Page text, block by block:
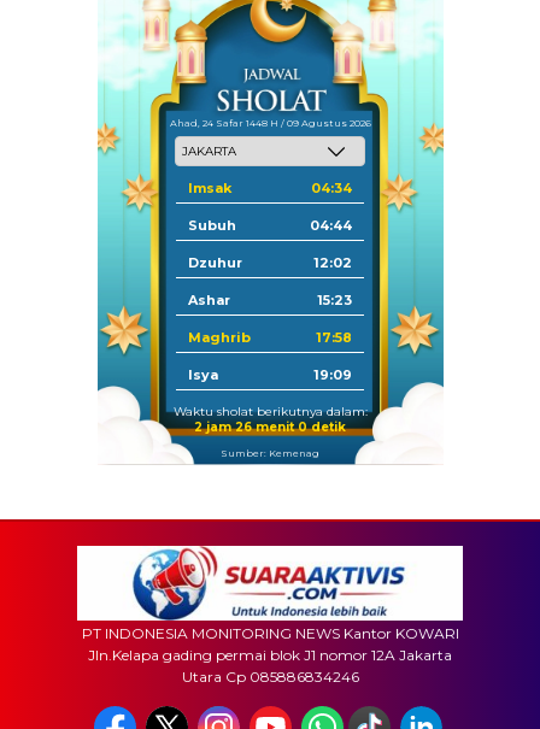
Ahad, 24 Safar 1448 H / 09 Agustus 2026
Imsak 04:34
Subuh 04:44
Dzuhur 12:02
Ashar 15:23
Maghrib 17:58
Isya 19:09
Waktu sholat berikutnya dalam:
2 jam 25 menit 58 detik
Sumber: Kemenag
PT INDONESIA MONITORING NEWS Kantor KOWARI
Jln.Kelapa gading permai blok J1 nomor 12A Jakarta
Utara Cp 085886834246